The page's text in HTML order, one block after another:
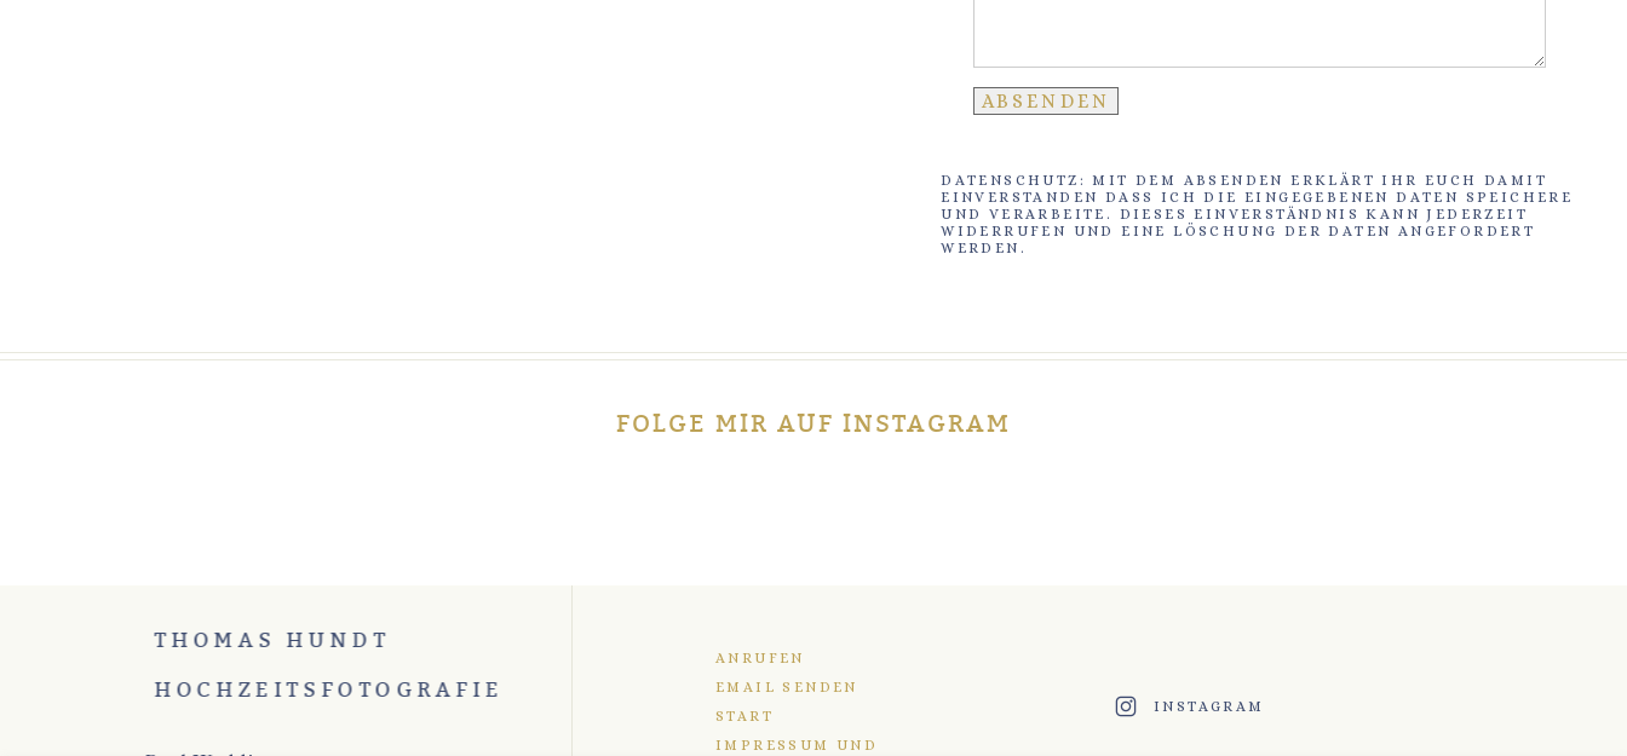
DATENSCHUTZ: MIT DEM ABSENDEN ERKLÄRT IHR EUCH DAMIT
EINVERSTANDEN DASS ICH DIE EINGEGEBENEN DATEN SPEICHERE
UND VERARBEITE. DIESES EINVERSTÄNDNIS KANN JEDERZEIT
WIDERRUFEN UND EINE LÖSCHUNG DER DATEN ANGEFORDERT
WERDEN.
FOLGE MIR AUF INSTAGRAM
THOMAS HUNDT
HOCHZEITSFOTOGRAFIE
ANRUFEN
EMAIL SENDEN
START
IMPRESSUM UND
INSTAGRAM